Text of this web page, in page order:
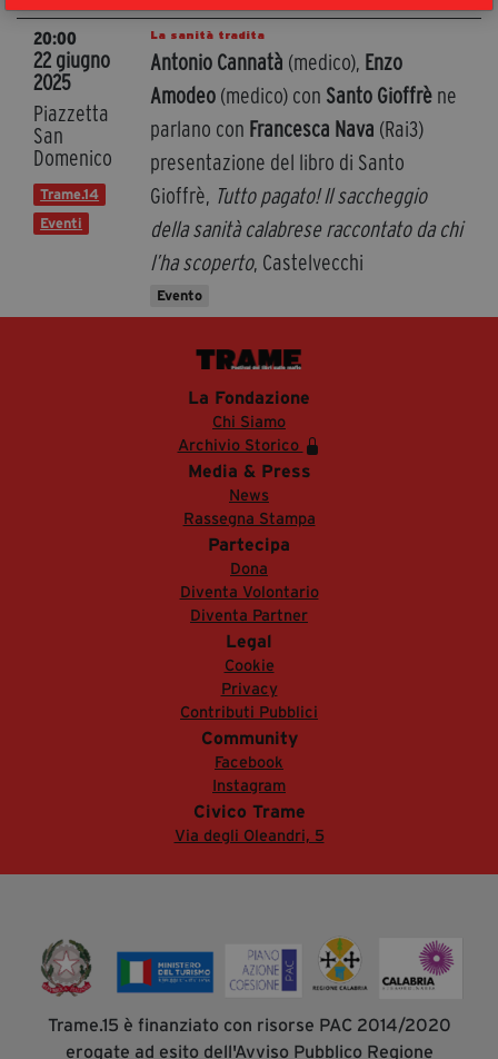
20:00
22 giugno
2025
Piazzetta
San
Domenico
Trame.14
Eventi
La sanità tradita
Antonio Cannatà (medico), Enzo
Amodeo(medico) con Santo Gioffrè ne
parlano con Francesca Nava (Rai3)
presentazione del libro di Santo
Gioffrè, Tutto pagato! Il saccheggio
della sanità calabrese raccontato da chi
l’ha scoperto, Castelvecchi
Evento
La Fondazione
Chi Siamo
Archivio Storico
Media & Press
News
Rassegna Stampa
Partecipa
Dona
Diventa Volontario
Diventa Partner
Legal
Cookie
Privacy
Contributi Pubblici
Community
Facebook
Instagram
Civico Trame
Via degli Oleandri, 5
Trame.15 è finanziato con risorse PAC 2014/2020
erogate ad esito dell'Avviso Pubblico Regione